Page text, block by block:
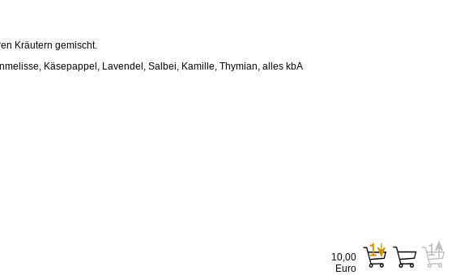
Kräutern gemischt.
Käsepappel, Lavendel, Salbei, Kamille, Thymian, alles kbA
10,00
Euro